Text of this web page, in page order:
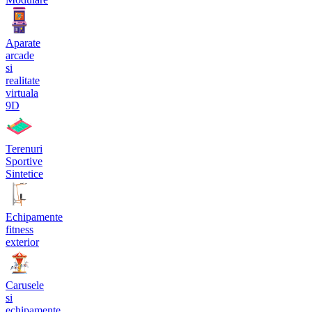
Aparate
arcade
si
realitate
virtuala
9D
Terenuri
Sportive
Sintetice
Echipamente
fitness
exterior
Carusele
si